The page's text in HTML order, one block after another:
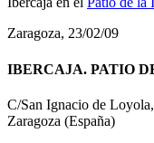
Zaragoza, 23/02/09
IBERCAJA. PATIO
C/San Ignacio de
Zaragoza (España)